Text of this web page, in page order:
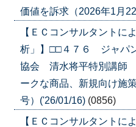
価値を訴求（2026年1月
【ＥＣコンサルタントに
析」】□□４７６ ジャパ
協会 清水将平特別講師
ークな商品、新規向け施
号）('26/01/16) (0856)
【ＥＣコンサルタントに